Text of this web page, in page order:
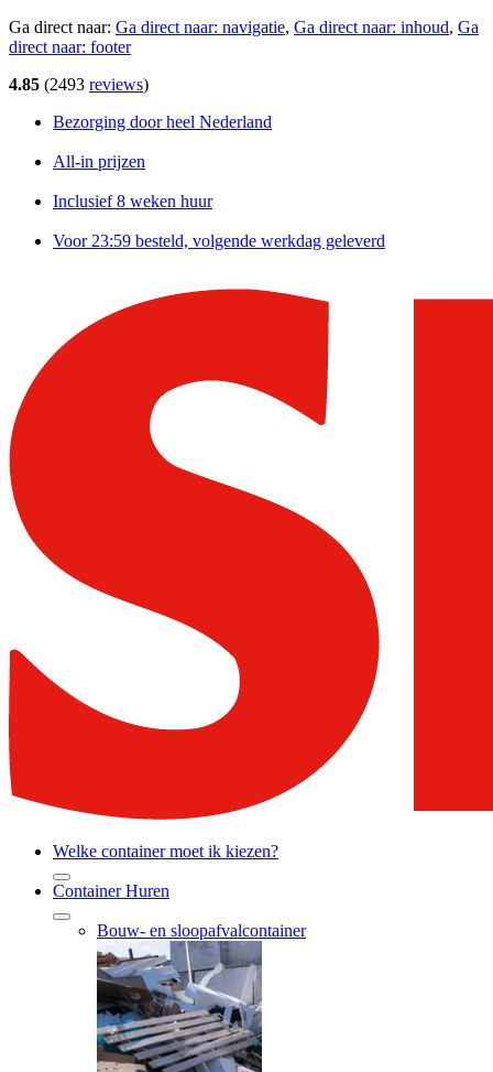
Ga direct naar: Ga direct naar: navigatie, Ga direct naar: inhoud, Ga
direct naar: footer
4.85 (2493 reviews)
Bezorging door heel Nederland
All-in prijzen
Inclusief 8 weken huur
Voor 23:59 besteld, volgende werkdag geleverd
Welke container moet ik kiezen?
Container Huren
Bouw- en sloopafvalcontainer